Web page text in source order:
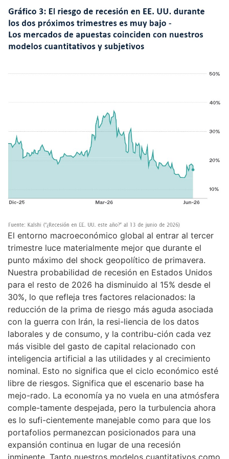
El entorno macroeconómico global al entrar al tercer
trimestre luce materialmente mejor que durante el
punto máximo del shock geopolítico de primavera.
Nuestra probabilidad de recesión en Estados Unidos
para el resto de 2026 ha disminuido al 15% desde el
30%, lo que refleja tres factores relacionados: la
reducción de la prima de riesgo más aguda asociada
con la guerra con Irán, la resi-liencia de los datos
laborales y de consumo, y la contribu-ción cada vez
más visible del gasto de capital relacionado con
inteligencia artificial a las utilidades y al crecimiento
nominal. Esto no significa que el ciclo económico esté
libre de riesgos. Significa que el escenario base ha
mejo-rado. La economía ya no vuela en una atmósfera
comple-tamente despejada, pero la turbulencia ahora
es lo sufi-cientemente manejable como para que los
portafolios permanezcan posicionados para una
expansión continua en lugar de una recesión
inminente. Tanto nuestros modelos cuantitativos como